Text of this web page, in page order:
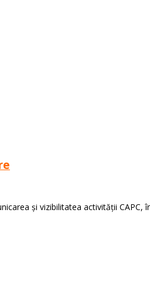
și vizibilitatea activității CAPC,